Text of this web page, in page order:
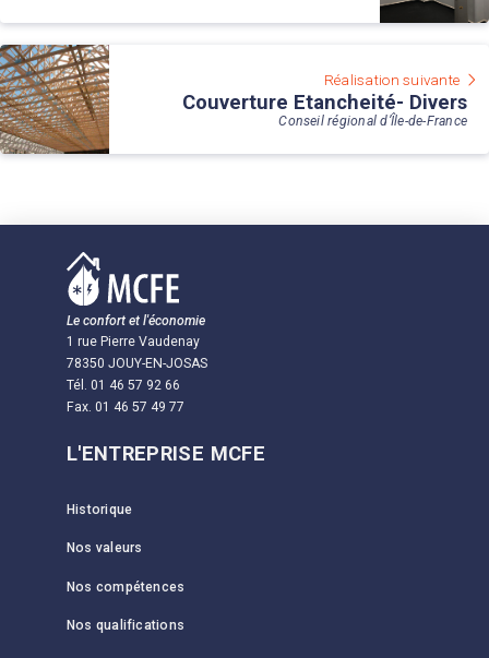
Réalisation suivante
Couverture Etancheité- Divers
Conseil régional d’Île-de-France
Le confort et l'économie
1 rue Pierre Vaudenay
78350 JOUY-EN-JOSAS
Tél. 01 46 57 92 66
Fax. 01 46 57 49 77
L'ENTREPRISE MCFE
Historique
Nos valeurs
Nos compétences
Nos qualifications